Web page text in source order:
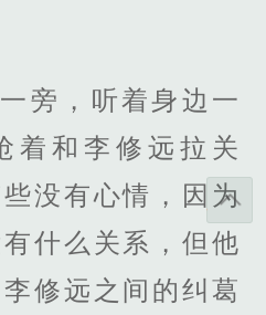
旁，听着身边一
着和李修远拉关
没有心情，因为
什么关系，但他
修远之间的纠葛